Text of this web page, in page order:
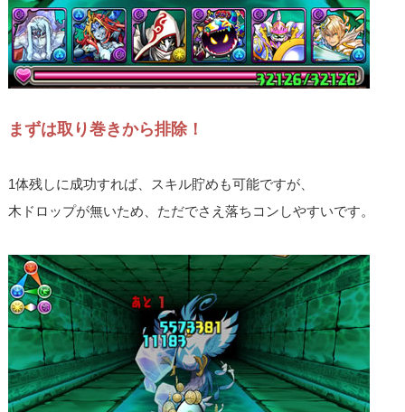
まずは取り巻きから排除！
1体残しに成功すれば、スキル貯めも可能ですが、
木ドロップが無いため、ただでさえ落ちコンしやすいです。